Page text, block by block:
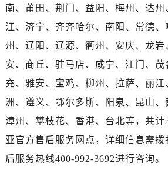
南、莆田、荆门、益阳、梅州、达
江、济宁、齐齐哈尔、南阳、常德
州、辽阳、辽源、衢州、安庆、龙
安、商丘、驻马店、咸宁、江门、
充、雅安、宝鸡、柳州、拉萨、丽
洲、遵义、鄂尔多斯、阳泉、昆山、
漳州、攀枝花、香港、台北等，共
亚官方售后服务网点，详细信息需
后服务热线400-992-3692进行咨询。